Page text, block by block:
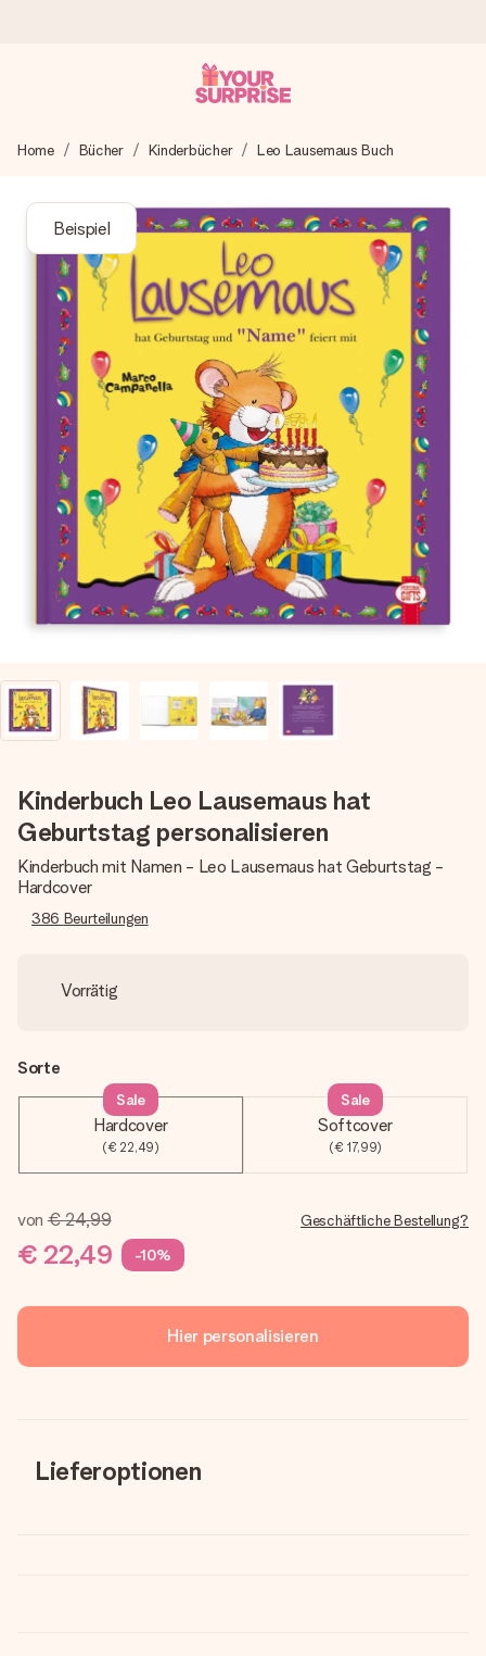
Wir bereiten dein Geschenk sorgfältig vor und schicken es
4,8 (basierend auf +15.000 Bewertungen)
Unsere Geschenke begeistern. Kunden bewerten uns mit
4,8 bei Google Reviews (Gesamtergebnis aller Länder, in
die wir versenden).
Mit Liebe gemacht, im Handumdrehen
Erstelle etwas Einzigartiges in wenigen Schritten – mit
ihrem Namen, deinem Foto oder einer Nachricht von
Herzen. Kein Stress, nur pure Liebe für den perfekten
Moment.
Home Bücher Kinderbücher Leo Lausemaus Buch
Beispiel
Kinderbuch Leo Lausemaus hat
Geburtstag personalisieren
Kinderbuch mit Namen - Leo Lausemaus hat Geburtstag -
Hardcover
386 Beurteilungen
Vorrätig
Sorte
Hardcover
(€ 22,49)
Sale
Softcover
(€ 17,99)
Sale
von € 24,99
€ 22,49 -10%
Geschäftliche Bestellung?
Hier personalisieren
Lieferoptionen